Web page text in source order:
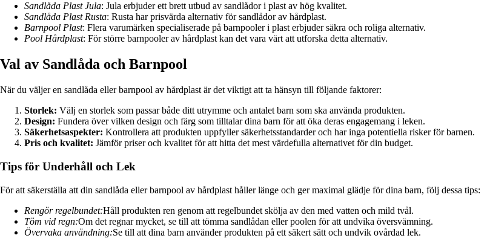
Sandlåda Plast Jula: Jula erbjuder ett brett utbud av sandlådor i plast av hög kvalitet.
Sandlåda Plast Rusta: Rusta har prisvärda alternativ för sandlådor av hårdplast.
Barnpool Plast: Flera varumärken specialiserade på barnpooler i plast erbjuder säkra och roliga alternativ.
Pool Hårdplast: För större barnpooler av hårdplast kan det vara värt att utforska detta alternativ.
Val av Sandlåda och Barnpool
När du väljer en sandlåda eller barnpool av hårdplast är det viktigt att ta hänsyn till följande faktorer:
Storlek: Välj en storlek som passar både ditt utrymme och antalet barn som ska använda produkten.
Design: Fundera över vilken design och färg som tilltalar dina barn för att öka deras engagemang i leken.
Säkerhetsaspekter: Kontrollera att produkten uppfyller säkerhetsstandarder och har inga potentiella risker för barnen.
Pris och kvalitet: Jämför priser och kvalitet för att hitta det mest värdefulla alternativet för din budget.
Tips för Underhåll och Lek
För att säkerställa att din sandlåda eller barnpool av hårdplast håller länge och ger maximal glädje för dina barn, följ dessa tips:
Rengör regelbundet:Håll produkten ren genom att regelbundet skölja av den med vatten och mild tvål.
Töm vid regn:Om det regnar mycket, se till att tömma sandlådan eller poolen för att undvika översvämning.
Övervaka användning:Se till att dina barn använder produkten på ett säkert sätt och undvik ovårdad lek.